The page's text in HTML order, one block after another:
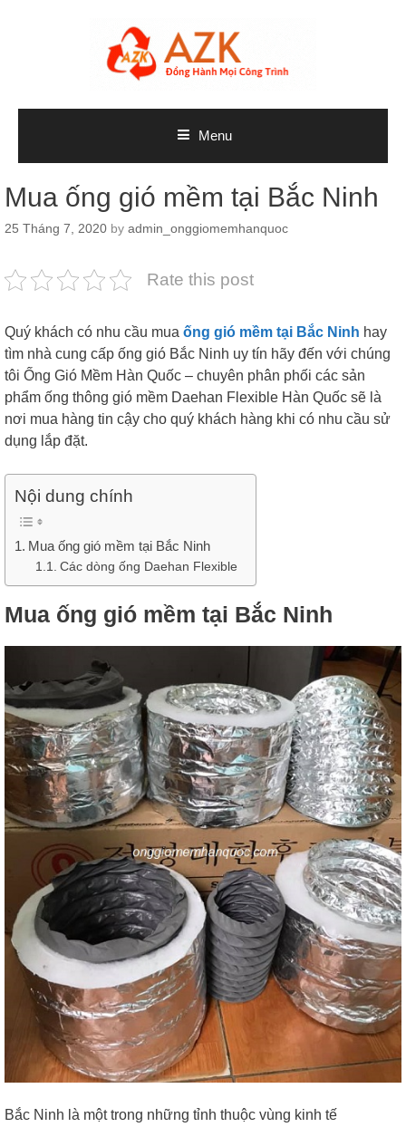
Menu
Mua ống gió mềm tại Bắc Ninh
25 Tháng 7, 2020 by admin_onggiomemhanquoc
Rate this post
Quý khách có nhu cầu mua ống gió mềm tại Bắc Ninh hay
tìm nhà cung cấp ống gió Bắc Ninh uy tín hãy đến với chúng
tôi Ống Gió Mềm Hàn Quốc – chuyên phân phối các sản
phẩm ống thông gió mềm Daehan Flexible Hàn Quốc sẽ là
nơi mua hàng tin cậy cho quý khách hàng khi có nhu cầu sử
dụng lắp đặt.
Nội dung chính
Mua ống gió mềm tại Bắc Ninh
Các dòng ống Daehan Flexible
Mua ống gió mềm tại Bắc Ninh
Bắc Ninh là một trong những tỉnh thuộc vùng kinh tế